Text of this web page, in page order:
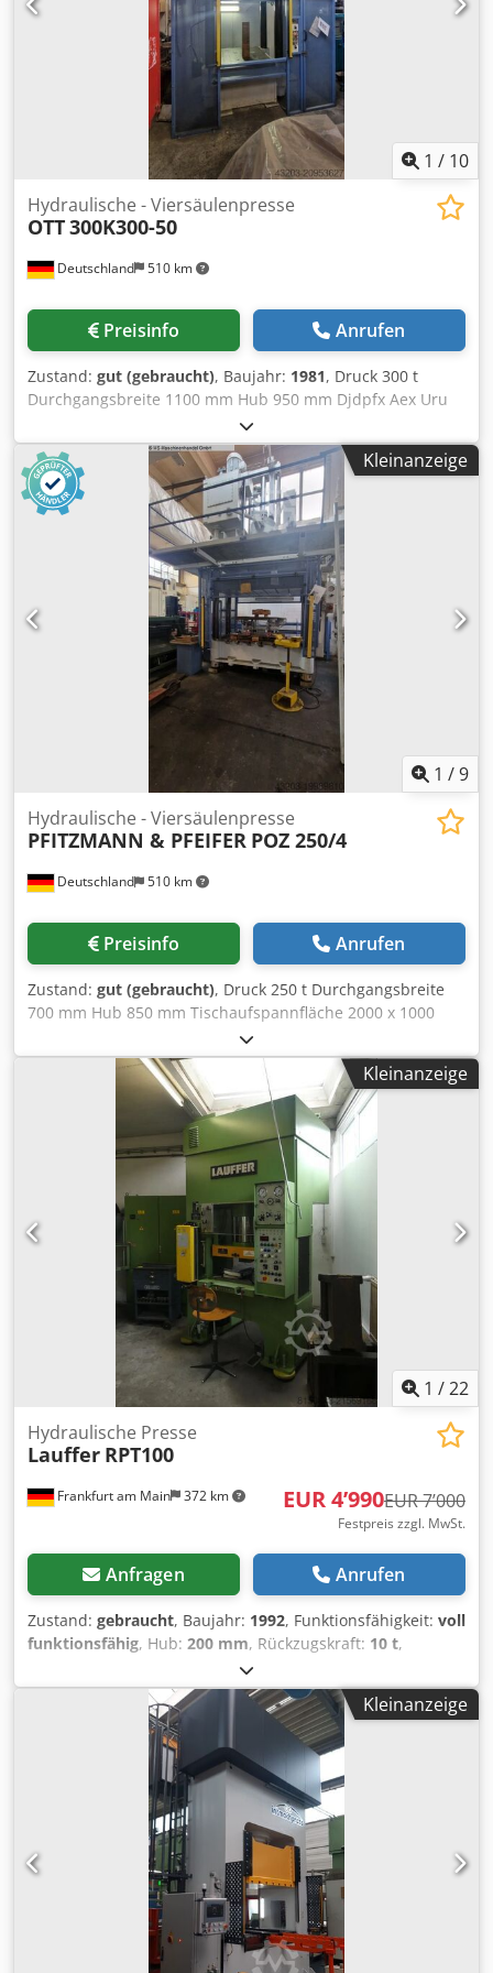
1 / 10
Deutschland 510 km
Hydraulische - Viersäulenpresse
OTT300K300-50
Preisinfo Anrufen
Zustand: gut (gebraucht), Baujahr: 1981, Druck 300 t
Durchgangsbreite 1100 mm Hub 950 mm Djdpfx Aex Uru
Neldskr Tischbreite 1050 mm Tischtiefe 1200 mm
Einbauhöhe 1180 mm Maschinengewicht ca. 20 t
Raumbedarf ca. 2,8 x 3 x 4,5 m Diese hydraulische 4-
Säulenpresse OTT ist in einem gutem Zustand und sofort
verfügbar. Sonstiges: Lichtschranke, Umhausung
Vollständige elektr. Dokumentation Bohrbild im Tisch M20
Kleinanzeige
1 /9
Deutschland 510 km
Hydraulische - Viersäulenpresse
PFITZMANN & PFEIFER POZ 250/4
Preisinfo Anrufen
Zustand: gut (gebraucht), Druck 250 t Durchgangsbreite
700 mm Hub 850 mm Tischaufspannfläche 2000 x 1000
mm Werkzeugeinbauhöhe - min./max. 355 / 1200 mm
Gesamtleistungsbedarf 30 kW Maschinengewicht ca. 25 t
Raumbedarf ca. 4,2 x 2,1 x 5,5 m Diese Viersäulenpresse
ist in einem gutem Zustand, sofort Verfügbar und kann bei
Abgeber unter Strom besichtigt werden. BESCHREIBUNG: -
Lichtschranke - Umhausung - Automatischer Rückhub
Dkedpsxcblwefx Aldjr - Begrenzung durch Presskraft oder
Höheneinstellung - Vollständige elektr. Dokumentation
Kleinanzeige
1 /22
Frankfurt am Main 372 km
Hydraulische Presse
Lauffer RPT100
EUR 4’990EUR 7’000
Festpreis zzgl. MwSt.
Anfragen Anrufen
Zustand: gebraucht, Baujahr: 1992, Funktionsfähigkeit: voll
funktionsfähig, Hub: 200 mm, Rückzugskraft: 10 t,
, Betriebsdruck:
Einbauhöhe:450 mm, Druck:250 bar, Wir bieten diese
gebrauchte Lauffer RPT100 Hydraulische Presse, Baujahr
1992, an. Maschinen-Typ: RPT100 Maschinen-Nr.: 14161
Baujahr: 1992 Gewicht: 5700 kg Maximale Presskraft
Oberstempel: 1.000 kN Maximale Presskraft Unterstempel:
100 kN Rückzugskraft Oberstempel: 100 kN Rückzugskraft
Unterstempel: kN Maximaler Hub Oberstempel: 200 mm
Maximaler Hub Unterstempel: 80 mm Maximaler
Arbeitsdruck: 250 bar Einbauhöhe: 450 mm Nachlaufweg:
20 mm Nachlaufzeit: 84 ms Sicherheitsabstand: 134 mm
Zum Verkauf steht eine hydraulische Druckpresse /
Schnellläuferpresse vom Qualitätshersteller
Maschinenfabrik LAUFFER GmbH & Co. KG. Technische
Kleinanzeige